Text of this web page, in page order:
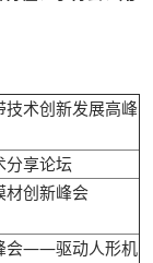
术创新发展高峰
分享论坛
材创新峰会
会——驱动人形机